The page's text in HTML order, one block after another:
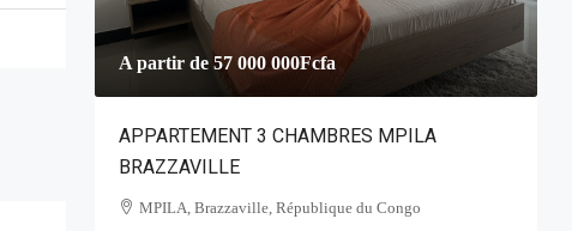
A partir de 57 000 000Fcfa
APPARTEMENT 3 CHAMBRES MPILA
BRAZZAVILLE
MPILA, Brazzaville, République du Congo